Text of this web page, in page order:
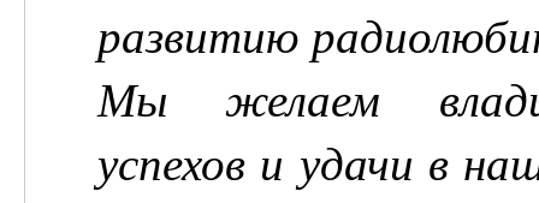
развитию
Мы желаем
успехов и удачи в